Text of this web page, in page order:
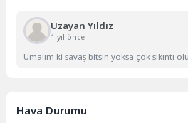
Uzayan Yıldız
1 yıl önce
Umalım ki savaş bitsin yoksa çok sıkıntı
Hava Durumu